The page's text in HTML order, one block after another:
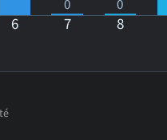
0 0
6 7 8